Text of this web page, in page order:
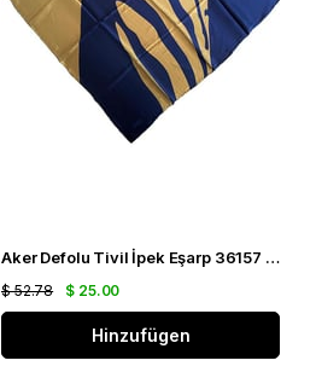
Aker Defolu Tivil İpek Eşarp 36157 Lacivert Hardal Sarı
$ 25.00
$ 52.78
Hinzufügen